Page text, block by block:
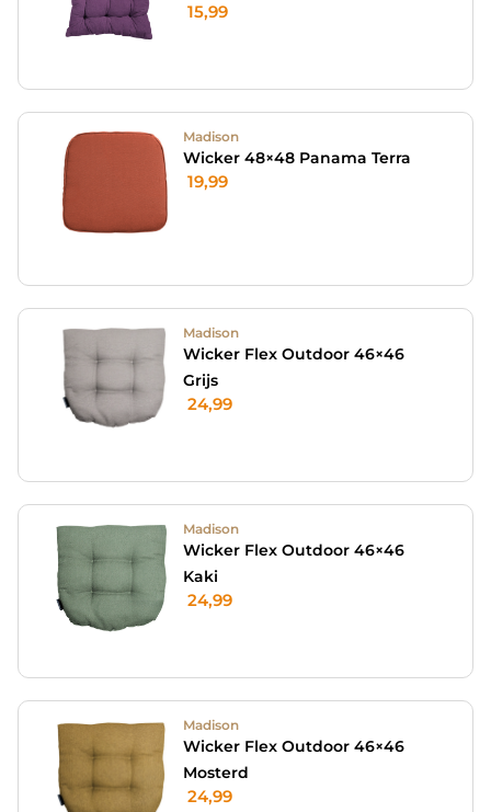
15,99
Madison
Wicker 48×48 Panama Terra
19,99
Madison
Wicker Flex Outdoor 46×46
Grijs
24,99
Madison
Wicker Flex Outdoor 46×46
Kaki
24,99
Madison
Wicker Flex Outdoor 46×46
Mosterd
24,99